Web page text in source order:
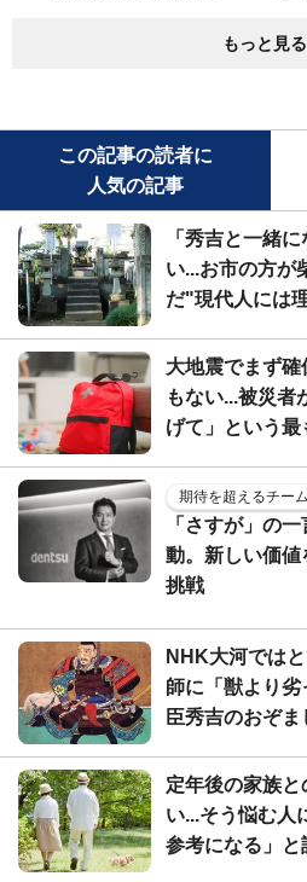
もっと見る
この記事の読者に
人気の記事
「秀吉と一緒
い...お市の方が
だ"現代人には
大地震でまず
もない...被災者
げて」という
期待を超えるチー
「さすが」の
動。新しい価
挑戦
NHK大河では
師に「獣より
臣秀吉のおぞ
定年後の家族
い...そう悩む人
参考になる」と